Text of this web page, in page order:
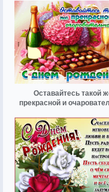
Оставайтесь такой
прекрасной и